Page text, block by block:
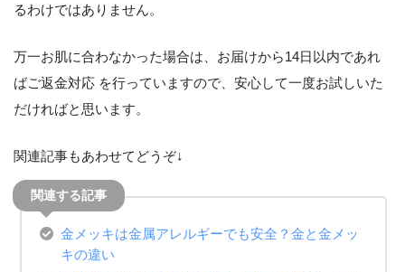
るわけではありません。
万一お肌に合わなかった場合は、お届けから14日以内であれ
ばご返金対応 を行っていますので、安心して一度お試しいた
だければと思います。
関連記事もあわせてどうぞ↓
金メッキは金属アレルギーでも安全？金と金メッ
キの違い